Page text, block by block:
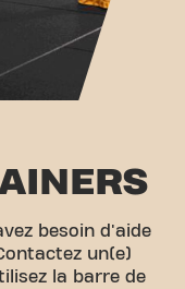
besoin d'aide
un(e)
la barre de